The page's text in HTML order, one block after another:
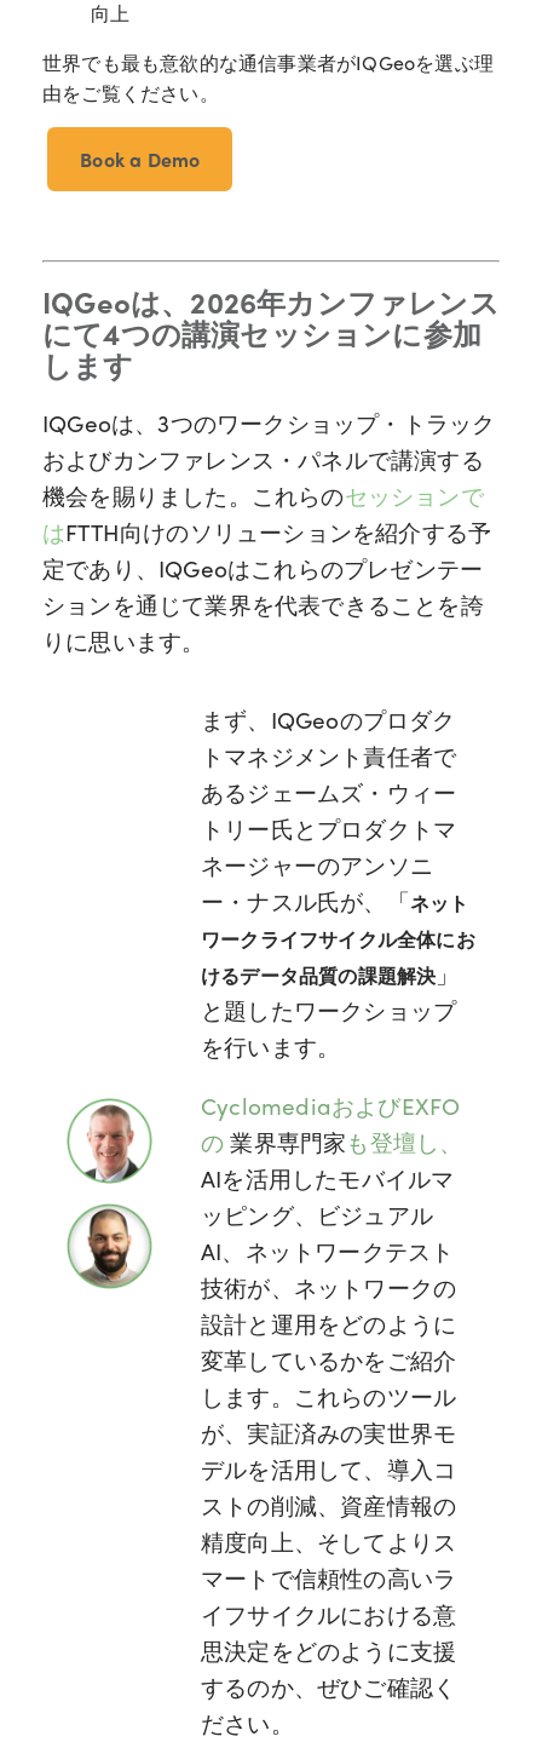
向上
世界でも最も意欲的な通信事業者がIQGeoを選ぶ理
由をご覧ください。
Book a Demo
IQGeoは、2026年カンファレンス
にて4つの講演セッションに参加
します
IQGeoは、3つのワークショップ・トラック
およびカンファレンス・パネルで講演する
機会を賜りました。これらのセッションで
はFTTH向けのソリューションを紹介する予
定であり、IQGeoはこれらのプレゼンテー
ションを通じて業界を代表できることを誇
りに思います。
まず、IQGeoのプロダク
トマネジメント責任者で
あるジェームズ・ウィー
トリー氏とプロダクトマ
ネージャーのアンソニ
ー・ナスル氏が、「ネット
ワークライフサイクル全体にお
けるデータ品質の課題解決 」
と題したワークショップ
を行います。
CyclomediaおよびEXFO
の業界専門家も登壇し、
AIを活用したモバイルマ
ッピング、ビジュアル
AI、ネットワークテスト
技術が、ネットワークの
設計と運用をどのように
変革しているかをご紹介
します。これらのツール
が、実証済みの実世界モ
デルを活用して、導入コ
ストの削減、資産情報の
精度向上、そしてよりス
マートで信頼性の高いラ
イフサイクルにおける意
思決定をどのように支援
するのか、ぜひご確認く
ださい。